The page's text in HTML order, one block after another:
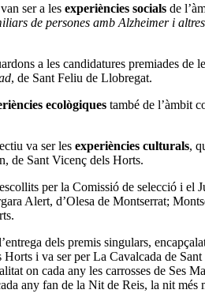
ser a les experiències socials de
de persones amb Alzheimer i
a les candidatures premiades de
, de Sant Feliu de Llobregat.
ecològiques també de l’àmbit
va ser les experiències culturals,
de Sant Vicenç dels Horts.
per la Comissió de selecció i el
Alert, d’Olesa de Montserrat;
dels premis singulars,
i va ser per La Cavalcada de
on cada any les carrosses de Ses
any fan de la Nit de Reis, la nit més